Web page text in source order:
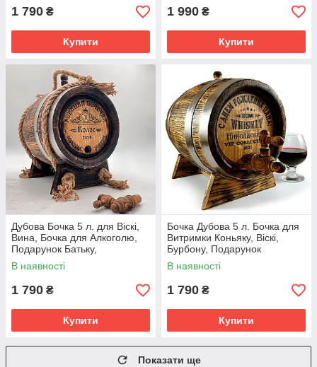
1 790 ₴
Купити
1 990 ₴
Купити
Дубова Бочка 5 л. для Віскі,
Вина, Бочка для Алкоголю,
Подарунок Батьку,
Персональне Гравіювання
В наявності
1 790 ₴
Купити
Бочка Дубова 5 л. Бочка для
Витримки Коньяку, Віскі,
Бурбону, Подарунок
Чоловікові на День
Народження
В наявності
1 790 ₴
Купити
Показати ще